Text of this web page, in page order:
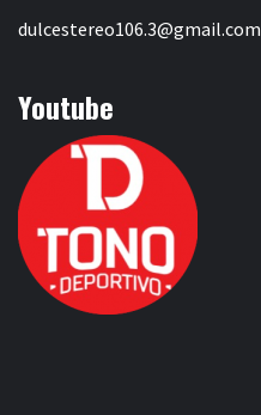
dulcestereo106.3@gmail.com
Youtube